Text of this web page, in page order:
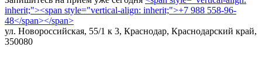
inherit;"><span style="vertical-align: inherit;">+7 988 558-96-
48</span></span>
ул. Новороссийская, 55/1 к 3, Краснодар, Краснодарский край,
350080